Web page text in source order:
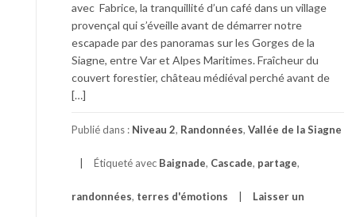
avec Fabrice, la tranquillité d’un café dans un village
provençal qui s’éveille avant de démarrer notre
escapade par des panoramas sur les Gorges de la
Siagne, entre Var et Alpes Maritimes. Fraîcheur du
couvert forestier, château médiéval perché avant de
[…]
Publié dans : Niveau 2, Randonnées, Vallée de la Siagne
Étiqueté avec Baignade, Cascade, partage,
randonnées, terres d'émotions Laisser un